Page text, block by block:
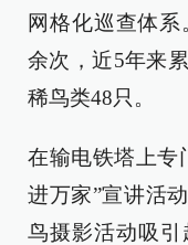
网格化巡查体
余次，近5年来
稀鸟类48只。
在输电铁塔上专
进万家”宣讲活
鸟摄影活动吸